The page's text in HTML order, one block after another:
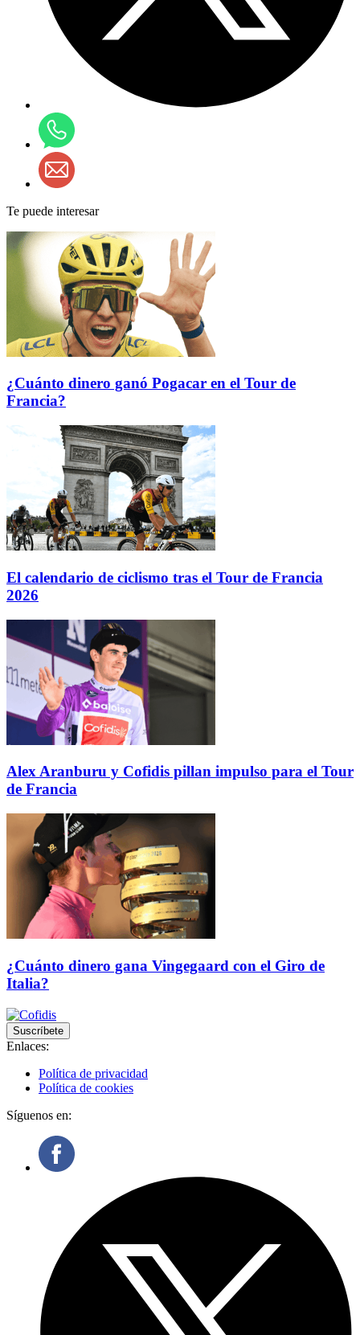
Te puede interesar
¿Cuánto dinero ganó Pogacar en el Tour de
Francia?
El calendario de ciclismo tras el Tour de Francia
2026
Alex Aranburu y Cofidis pillan impulso para el Tour
de Francia
¿Cuánto dinero gana Vingegaard con el Giro de
Italia?
Suscríbete
Enlaces:
Política de privacidad
Política de cookies
Síguenos en: